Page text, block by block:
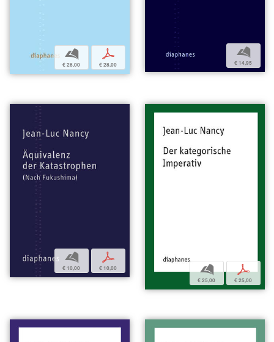
b
€ 28,00
p
€ 28,00
b
€ 14,95
b
€ 10,00
p
€ 10,00 b
€ 25,00
p
€ 25,00